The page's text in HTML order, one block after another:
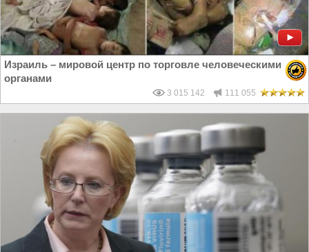
Израиль – мировой центр по торговле человеческими
органами
3 015 142 111 055